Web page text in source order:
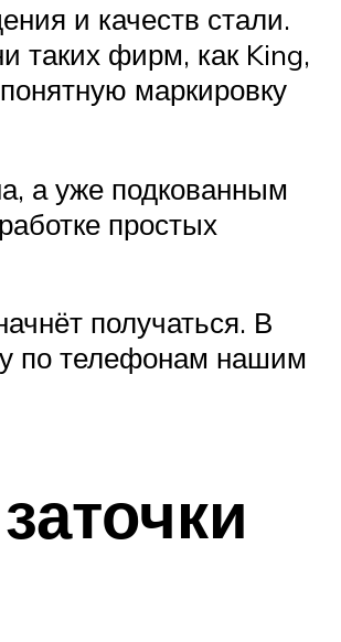
и качеств стали.
таких фирм, как King,
маркировку
а уже подкованным
простых
получаться. В
по телефонам нашим